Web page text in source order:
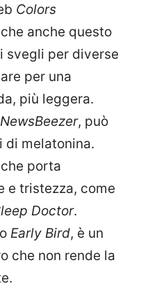
Colors
anche questo
svegli per diverse
per una
più leggera.
NewsBeezer, può
di melatonina.
porta
e tristezza, come
Doctor.
Early Bird, è un
che non rende la